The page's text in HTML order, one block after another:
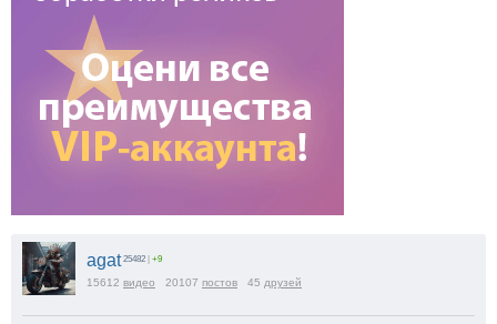
agat 25482 +9
15612 видео 20107 постов 45 друзей